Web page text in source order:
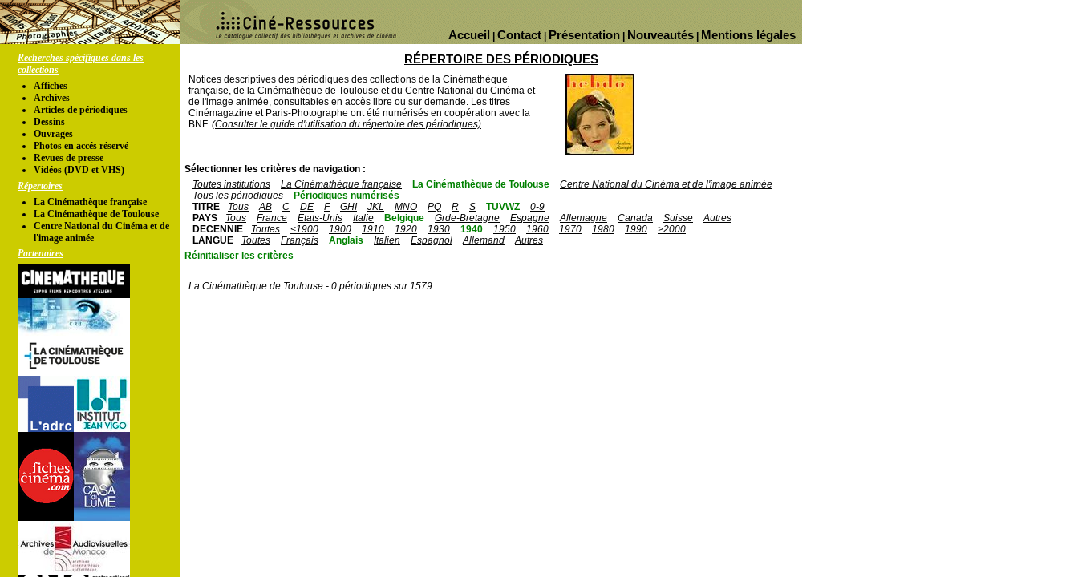
Mentions légales
Nouveautés
Présentation
Contact
Accueil
Recherches spécifiques dans les
collections
Affiches
Archives
Articles de périodiques
Dessins
Ouvrages
Photos en accés réservé
Revues de presse
Vidéos (DVD et VHS)
Répertoires
La Cinémathèque française
La Cinémathèque de Toulouse
Centre National du Cinéma et de
l'image animée
Partenaires
RÉPERTOIRE DES PÉRIODIQUES
Notices descriptives des périodiques des collections de la Cinémathèque
française, de la Cinémathèque de Toulouse et du Centre National du Cinéma et
de l'image animée, consultables en accès libre ou sur demande. Les titres
Cinémagazine et Paris-Photographe ont été numérisés en coopération avec la
BNF. (Consulter le guide d'utilisation du répertoire des périodiques)
Sélectionner les critères de navigation :
Toutes institutions
La Cinémathèque française La Cinémathèque de Toulouse
Centre National du Cinéma et de l'image animée
Tous les périodiques
Périodiques numérisés
TITRE
Tous AB C DE F GHI JKL MNO PQ R S TUVWZ
0-9
PAYS
Tous France Etats-Unis Italie Belgique Grde-Bretagne Espagne Allemagne Canada Suisse
Autres
DECENNIE
Toutes <1900 1900 1910 1920 1930 1940 1950 1960 1970 1980 1990
>2000
LANGUE
Toutes Français Anglais Italien Espagnol Allemand
Autres
Réinitialiser les critères
La Cinémathèque de Toulouse - 0 périodiques sur 1579